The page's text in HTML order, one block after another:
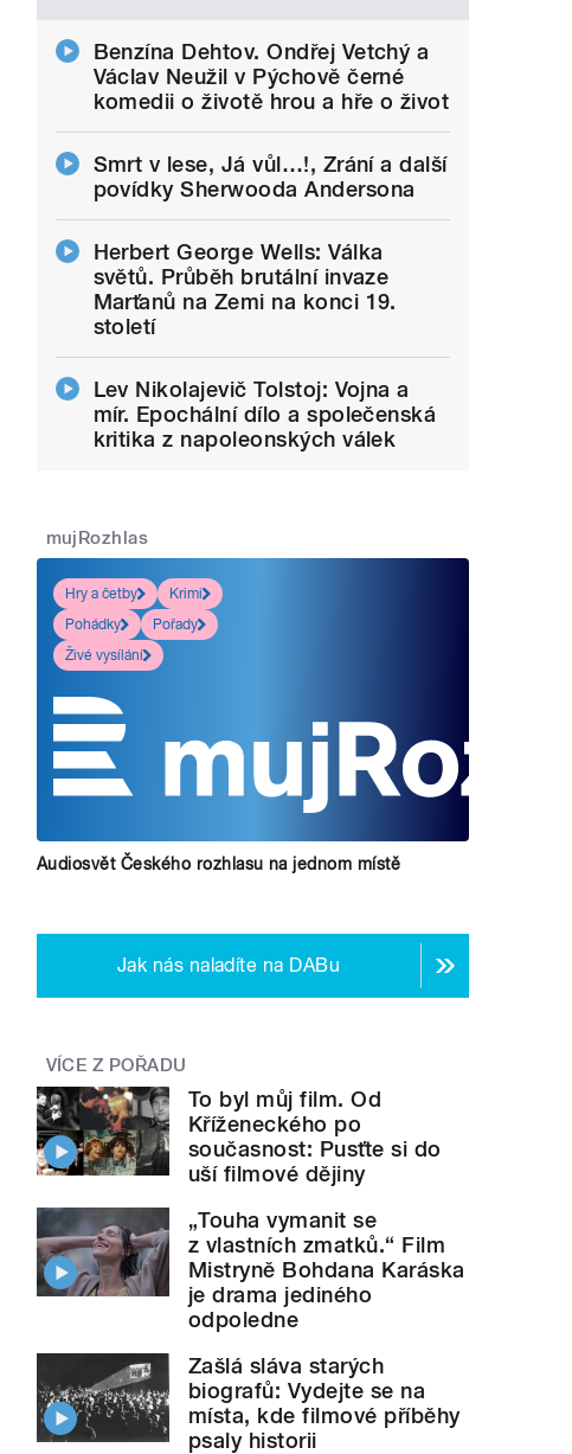
Benzína Dehtov. Ondřej Vetchý a
Václav Neužil v Pýchově černé
komedii o životě hrou a hře o život
Smrt v lese, Já vůl…!, Zrání a další
povídky Sherwooda Andersona
Herbert George Wells: Válka
světů. Průběh brutální invaze
Marťanů na Zemi na konci 19.
století
Lev Nikolajevič Tolstoj: Vojna a
mír. Epochální dílo a společenská
kritika z napoleonských válek
mujRozhlas
Hry a četby
Krimi
Pohádky
Pořady
Živé vysílání
Audiosvět Českého rozhlasu na jednom místě
Jak nás naladíte na DABu
VÍCE Z POŘADU
To byl můj film. Od
Kříženeckého po
současnost: Pusťte si do
uší filmové dějiny
„Touha vymanit se
z vlastních zmatků.“ Film
Mistryně Bohdana Karáska
je drama jediného
odpoledne
Zašlá sláva starých
biografů: Vydejte se na
místa, kde filmové příběhy
psaly historii